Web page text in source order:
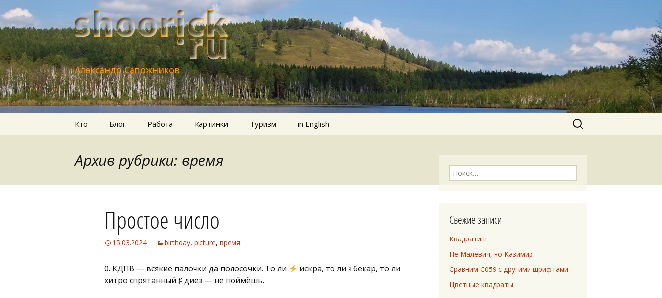
Александр Сапожников
Кто Блог Работа Картинки Туризм in English Найти:
Архив рубрики: время
Простое число
15.03.2024 birthday, picture, время
0. КДПВ — всякие палочки да полосочки. То ли
искра, то ли ♮ бекар, то ли
хитро спрятанный ♯ диез — не поймёшь.
Найти:
Свежие записи
Квадратиш
Не Малевич, но Казимир
Сравним C059 с другими шрифтами
Цветные квадраты